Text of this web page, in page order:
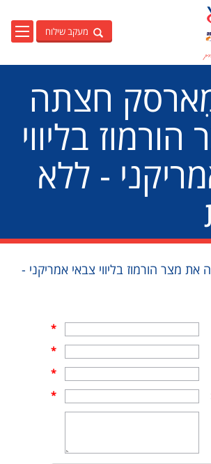
מעקב שילוח
חצתה
בליווי
- ללא
מצר הורמוז בליווי צבאי אמריקני -
*
*
*
*